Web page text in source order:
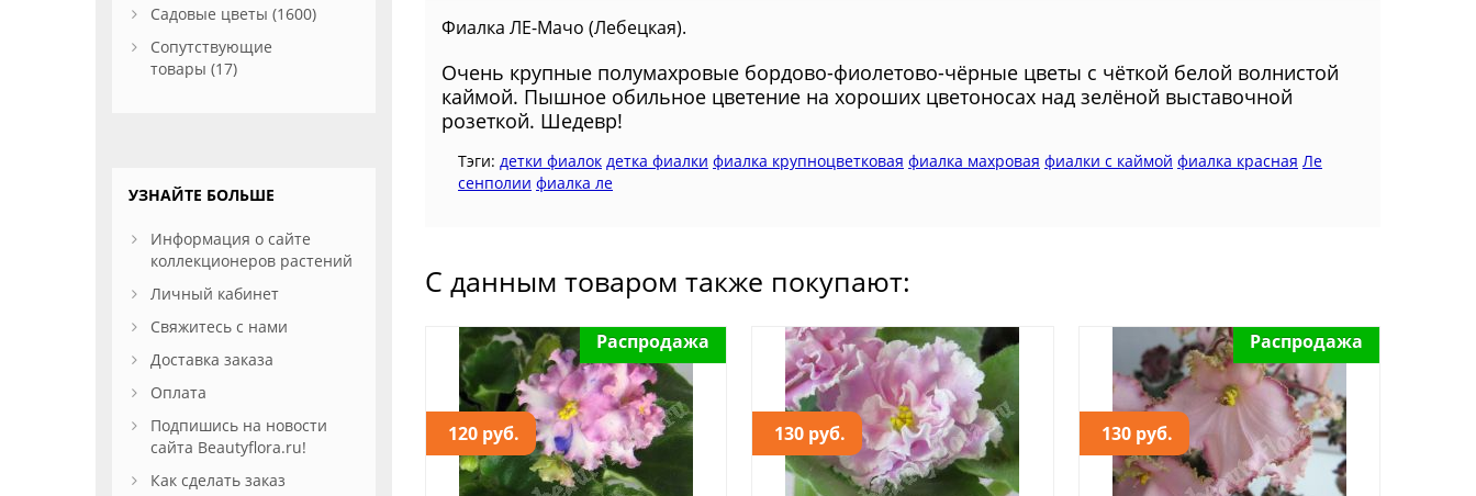
Фиалка ЛЕ-Мачо (Лебецкая).
Очень крупные полумахровые бордово-фиолетово-чёрные цветы с чёткой белой волнистой
каймой. Пышное обильное цветение на хороших цветоносах над зелёной выставочной
розеткой. Шедевр!
Тэги:детки фиалок детка фиалки фиалка крупноцветковая фиалка махровая фиалки с каймой фиалка красная Ле
сенполии фиалка ле
С данным товаром также покупают:
120 руб.
Распродажа
130 руб. 130 руб.
Распродажа
Садовые цветы (1600)
Сопутствующие
товары (17)
УЗНАЙТЕ БОЛЬШЕ
Информация о сайте
коллекционеров растений
Личный кабинет
Свяжитесь с нами
Доставка заказа
Оплата
Подпишись на новости
сайта Beautyflora.ru!
Как сделать заказ